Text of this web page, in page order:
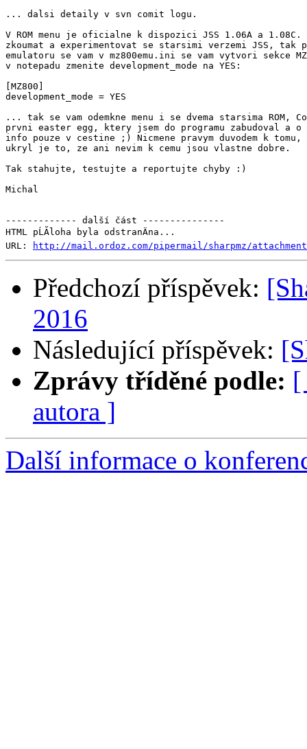
... dalsi detaily v svn comit logu.
V ROM menu je oficialne k dispozici JSS 1.06A a 1.08C.
zkoumat a experimentovat se starsimi verzemi JSS, tak
emulatoru se vam v mz800emu.ini se vam vytvori sekce
v notepadu zmenite development_mode na YES:
[MZ800]
development_mode = YES
... tak se vam odemkne menu i se dvema starsima
prvni easter egg, ktery jsem do programu zabudoval a
info pouze v cestine ;) Nicmene pravym duvodem k tomu,
ukryl je to, ze ani nevim k cemu jsou vlastne dobre.
Tak stahujte, testujte a reportujte chyby :)
Michal
------------- další část ---------------
HTML pĹĂ­loha byla odstranÄna...
URL:
http://mail.ordoz.com/pipermail/sharpmz/
Předchozí příspěvek:
2016
Následující příspěvek:
Zprávy tříděné podle: [
autora ]
Další informace o